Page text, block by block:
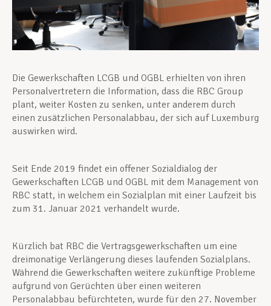
Aktuell
Die Gewerkschaften LCGB und OGBL erhielten von ihren
Personalvertretern die Information, dass die RBC Group
plant, weiter Kosten zu senken, unter anderem durch
einen zusätzlichen Personalabbau, der sich auf Luxemburg
auswirken wird.
Seit Ende 2019 findet ein offener Sozialdialog der
Gewerkschaften LCGB und OGBL mit dem Management von
RBC statt, in welchem ein Sozialplan mit einer Laufzeit bis
zum 31. Januar 2021 verhandelt wurde.
Kürzlich bat RBC die Vertragsgewerkschaften um eine
dreimonatige Verlängerung dieses laufenden Sozialplans.
Während die Gewerkschaften weitere zukünftige Probleme
aufgrund von Gerüchten über einen weiteren
Personalabbau befürchteten, wurde für den 27. November